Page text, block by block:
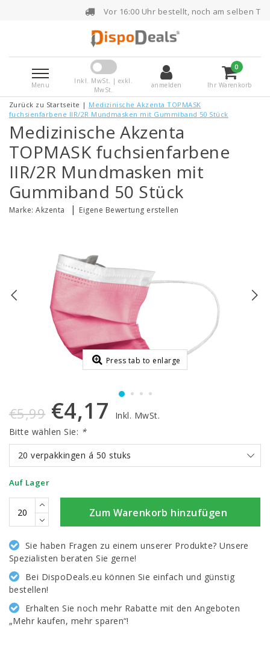
Vor 16:00 Uhr bestellt, noch am selben Tag versendet
Menu
Inkl. MwSt. | exkl.
MwSt.
anmelden
0
Ihr Warenkorb
Zurück zu Startseite | Medizinische Akzenta TOPMASK
fuchsienfarbene IIR/2R Mundmasken mit Gummiband 50 Stück
Medizinische Akzenta
TOPMASK fuchsienfarbene
IIR/2R Mundmasken mit
Gummiband 50 Stück
Marke: Akzenta | Eigene Bewertung erstellen
Press tab to enlarge
€5,99 €4,17
Inkl. MwSt.
Bitte wählen Sie: *
20 verpakkingen á 50 stuks
Auf Lager
Zum Warenkorb hinzufügen
Sie haben Fragen zu einem unserer Produkte? Unsere
Spezialisten beraten Sie gerne!
Bei DispoDeals.eu können Sie einfach und günstig
bestellen!
Erhalten Sie noch mehr Rabatte mit den Angeboten
„Mehr kaufen, mehr sparen“!